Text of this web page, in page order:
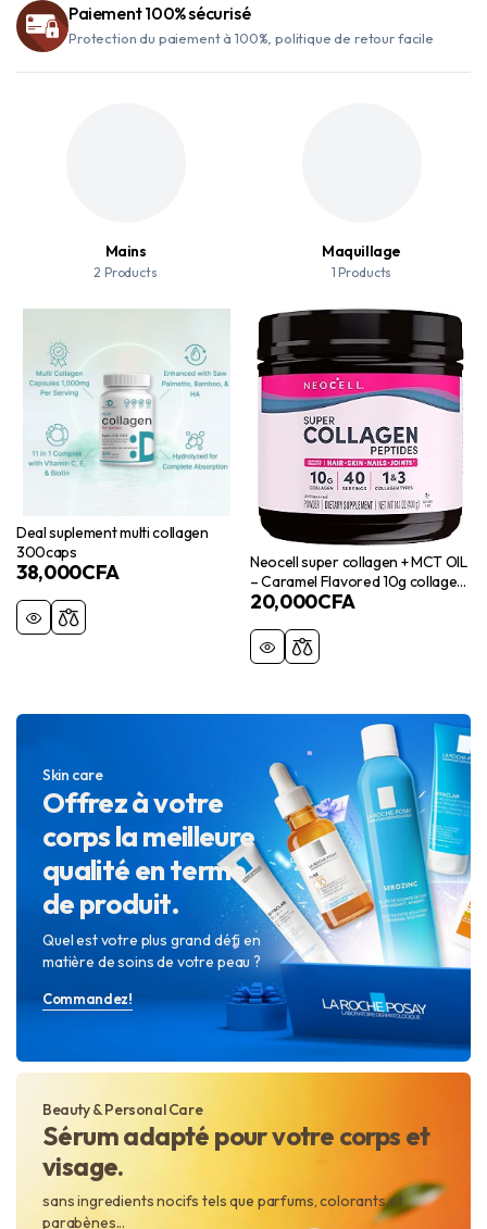
Paiement 100% sécurisé
Protection du paiement à 100%, politique de retour facile
Parfums
107 Products
Visage
15 Products
Deal suplement multi collagen
300caps
38,000CFA
Neocell super collagen + MCT OIL
– Caramel Flavored 10g collagen
– 0g sugar
20,000CFA
Skin care
Offrez à votre
corps la meilleure
qualité en terme
de produit.
Quel est votre plus grand défi en
matière de soins de votre peau ?
Commandez!
Beauty & Personal Care
Sérum adapté pour votre corps et
visage.
sans ingredients nocifs tels que parfums, colorants et
parabènes...